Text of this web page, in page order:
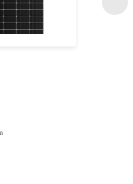
: 21.48%
de 30 ans